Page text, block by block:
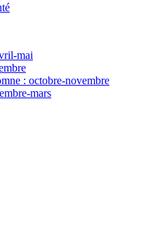
mai
: octobre-novembre
mars